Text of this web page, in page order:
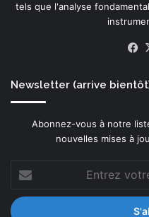
tels que l'analyse
Newsletter (arrive
Abonnez-vous à notre
nouvelles mises à
Entrez
votre
adresse
Email